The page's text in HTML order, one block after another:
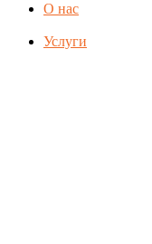
О нас
Услуги